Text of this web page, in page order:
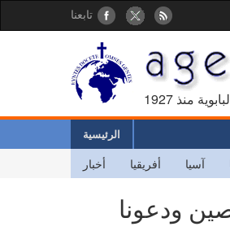
تابعنا
منذ
الرئيسية
أخبار أفريقيا آسيا
ودعونا